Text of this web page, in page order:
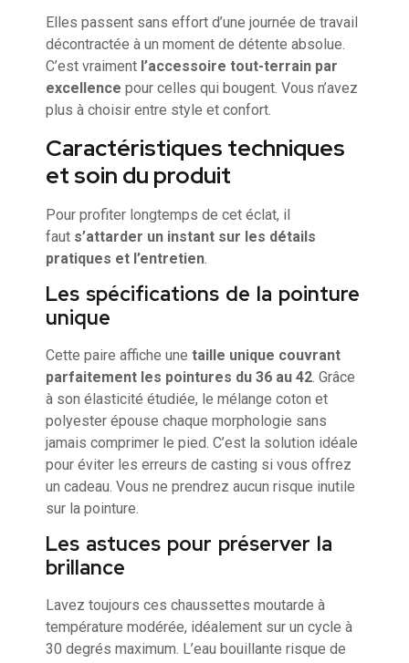
Elles passent sans effort d’une journée de travail
décontractée à un moment de détente absolue.
C’est vraiment l’accessoire tout-terrain par
excellence pour celles qui bougent. Vous n’avez
plus à choisir entre style et confort.
Caractéristiques techniques
et soin du produit
Pour profiter longtemps de cet éclat, il
faut s’attarder un instant sur les détails
pratiques et l’entretien
Les spécifications de la pointure
unique
Cette paire affiche une taille unique couvrant
parfaitement les pointures du 36 au 42. Grâce
à son élasticité étudiée, le mélange coton et
polyester épouse chaque morphologie sans
jamais comprimer le pied. C’est la solution idéale
pour éviter les erreurs de casting si vous offrez
un cadeau. Vous ne prendrez aucun risque inutile
sur la pointure.
Les astuces pour préserver la
brillance
Lavez toujours ces chaussettes moutarde à
température modérée, idéalement sur un cycle à
30 degrés maximum. L’eau bouillante risque de